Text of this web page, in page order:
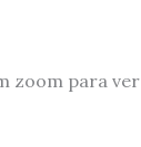
zoom para ver